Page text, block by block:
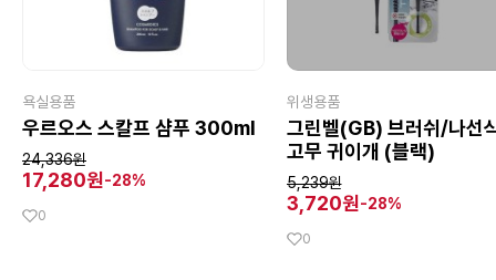
욕실용품
우르오스 스칼프 샴푸 300ml
24,336원
17,280원-28%
0
위생용품
그린벨(GB) 브러쉬/나선
고무 귀이개 (블랙)
5,239원
3,720원-28%
0